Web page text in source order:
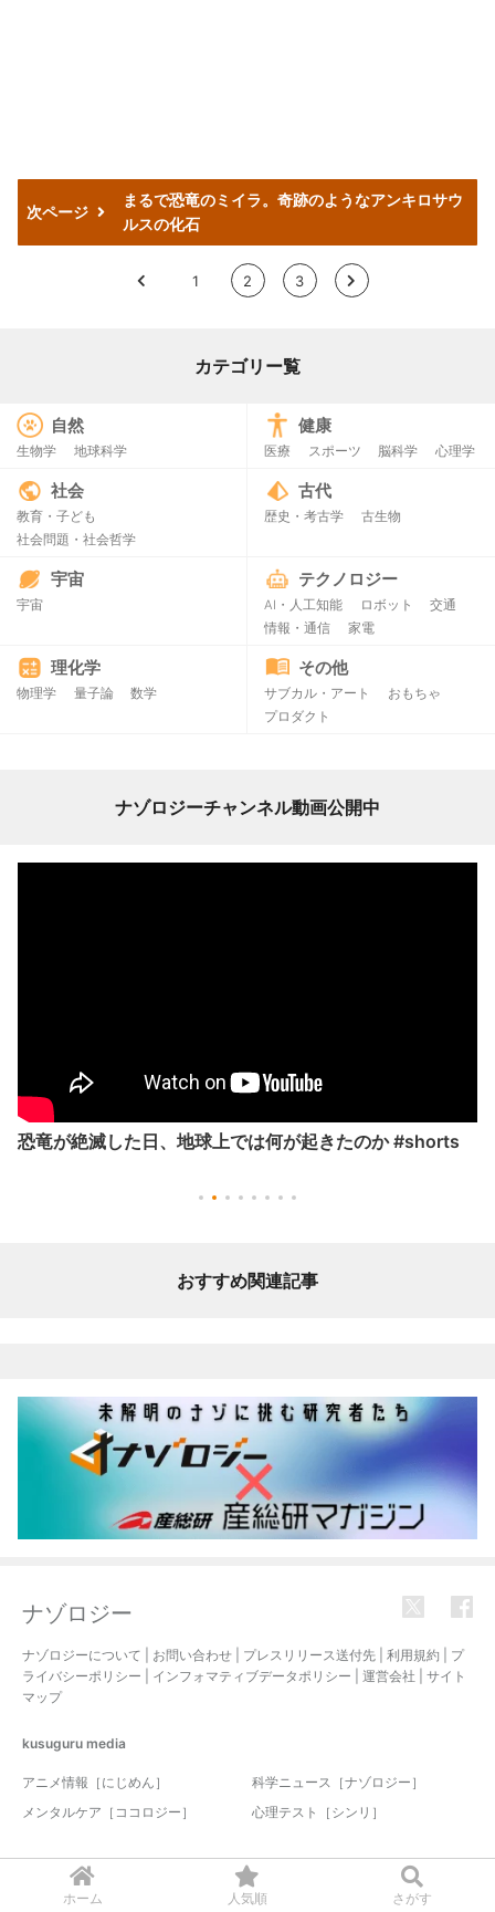
ホーム 人気順 さがす
次ページ
まるで恐竜のミイラ。奇跡のようなアンキロサウ
ルスの化石
< 1 2 3 >
カテゴリー覧
自然
生物学 地球科学
健康
医療 スポーツ 脳科学 心理学
社会
教育・子ども
社会問題・社会哲学
古代
歴史・考古学 古生物
宇宙
宇宙
テクノロジー
AI・人工知能 ロボット
交通
情報・通信
家電
理化学
物理学 量子論 数学
その他
サブカル・アート
おもちゃ
プロダクト
ナゾロジーチャンネル動画公開中
恐竜が絶滅した日、地球上では何が起きたのか #shorts
おすすめ関連記事
ナゾロジー
ナゾロジーについて お問い合わせ プレスリリース送付先 利用規約
プ
ライバシーポリシー
インフォマティブデータポリシー 運営会社
サイト
マップ
kusuguru media
アニメ情報［にじめん］
科学ニュース［ナゾロジー］
メンタルケア［ココロジー］
心理テスト［シンリ］
© 2017-2026 nazology. all rights reserved.